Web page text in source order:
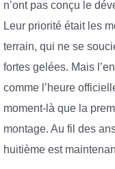
n’ont pas conçu le
Leur priorité était les
terrain, qui ne se
fortes gelées. Mais
comme l’heure
moment-là que la
montage. Au fil des
huitième est